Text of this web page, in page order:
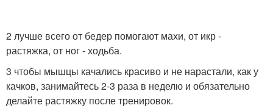
2 лучше всего от бедер помогают махи, от икр -
растяжка, от ног - ходьба.
3 чтобы мышцы качались красиво и не нарастали, как у
качков, занимайтесь 2-3 раза в неделю и обязательно
делайте растяжку после тренировок.